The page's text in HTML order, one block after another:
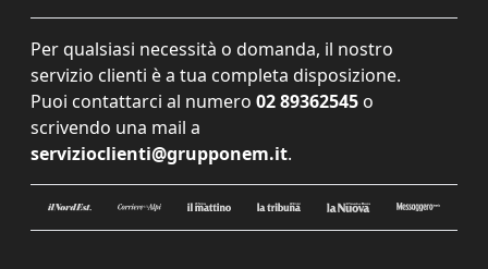
Per qualsiasi necessità o domanda, il nostro
servizio clienti è a tua completa disposizione.
Puoi contattarci al numero 02 89362545 o
scrivendo una mail a
servizioclienti@grupponem.it.